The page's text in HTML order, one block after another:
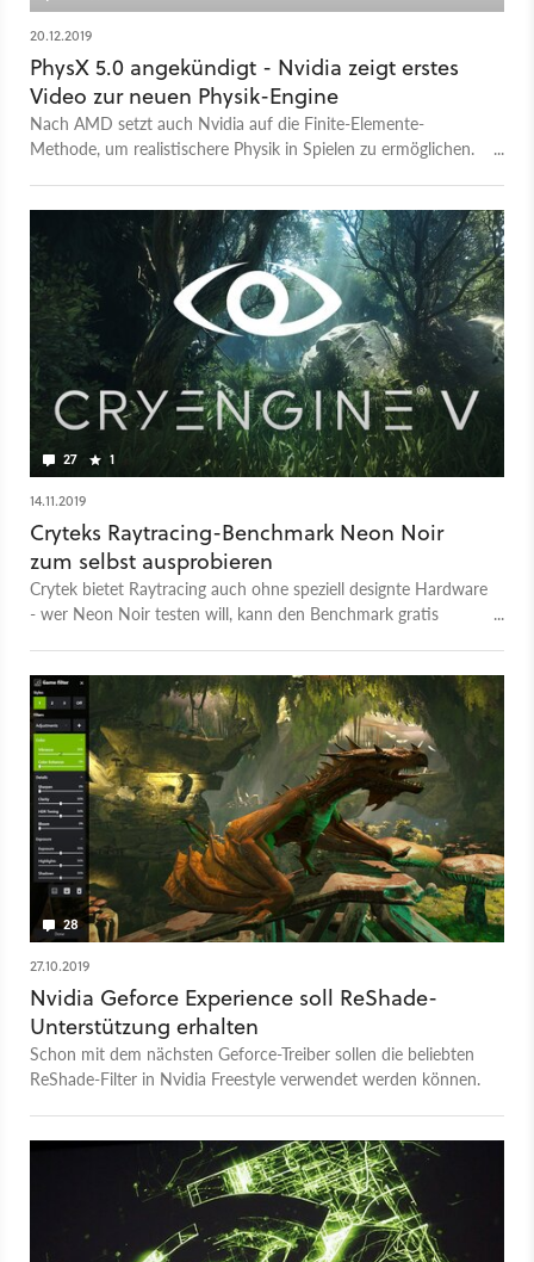
20.12.2019
PhysX 5.0 angekündigt - Nvidia zeigt erstes
Video zur neuen Physik-Engine
Nach AMD setzt auch Nvidia auf die Finite-Elemente-
Methode, um realistischere Physik in Spielen zu ermöglichen.
27 1
14.11.2019
Cryteks Raytracing-Benchmark Neon Noir
zum selbst ausprobieren
Crytek bietet Raytracing auch ohne speziell designte Hardware
- wer Neon Noir testen will, kann den Benchmark gratis
28
27.10.2019
Nvidia Geforce Experience soll ReShade-
Unterstützung erhalten
Schon mit dem nächsten Geforce-Treiber sollen die beliebten
ReShade-Filter in Nvidia Freestyle verwendet werden können.